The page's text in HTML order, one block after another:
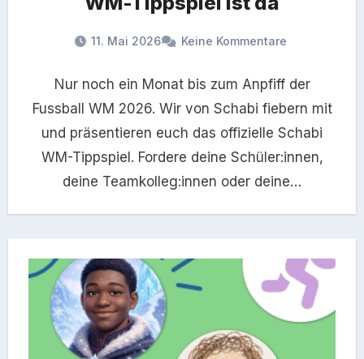
11. Mai 2026 Keine Kommentare
Nur noch ein Monat bis zum Anpfiff der
Fussball WM 2026. Wir von Schabi fiebern mit
und präsentieren euch das offizielle Schabi
WM-Tippspiel. Fordere deine Schüler:innen,
deine Teamkolleg:innen oder deine…